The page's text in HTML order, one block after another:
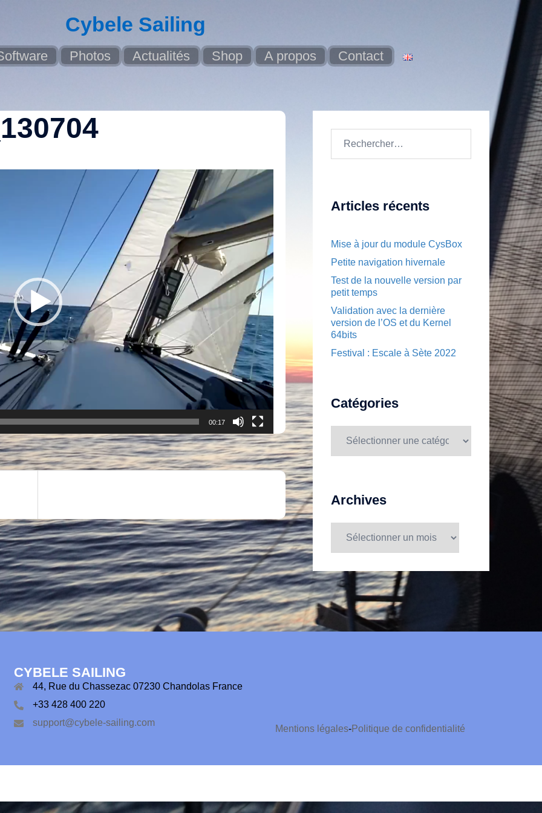
Cybele Sailing
Photos Actualités Shop A propos Contact
00:17
Articles récents
Mise à jour du module CysBox
Petite navigation hivernale
Test de la nouvelle version par
petit temps
Validation avec la dernière
version de l’OS et du Kernel
64bits
Festival : Escale à Sète 2022
Catégories
Archives
CYBELE SAILING
44, Rue du Chassezac 07230 Chandolas France
+33 428 400 220
support@cybele-sailing.com
Mentions légales-Politique de confidentialité